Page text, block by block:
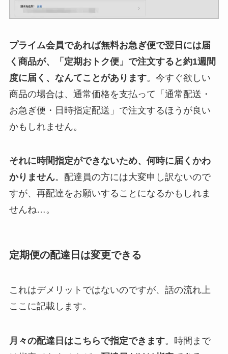
プライム会員であれば無料お急ぎ便で翌日には届
く商品が、「定期おトク便」で注文すると約1週間
度に届く、なんてことがあります。今すぐ欲しい
商品の場合は、通常価格を支払って「通常配送・
お急ぎ便・日時指定配送」で注文するほうが良い
かもしれません。
それに時間指定ができないため、何時に届くかわ
かりません。配達員の方には大変申し訳ないので
すが、再配達をお願いすることになるかもしれま
せんね…。
定期便の配達日は変更できる
これはデメリットではないのですが、話の流れ上
ここに記載します。
月々の配達日はこちらで指定できます。時間まで